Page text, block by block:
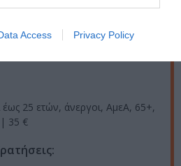
Access Privacy Policy
έως 25 ετών, άνεργοι, ΑμεΑ, 65+,
35 €